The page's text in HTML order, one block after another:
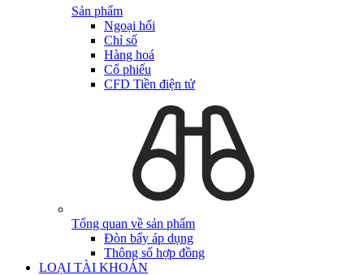
Sản phẩm
Ngoại hối
Chỉ số
Hàng hoá
Cổ phiếu
CFD Tiền điện tử
Tổng quan về sản phẩm
Đòn bẩy áp dụng
Thông số hợp đồng
LOẠI TÀI KHOẢN